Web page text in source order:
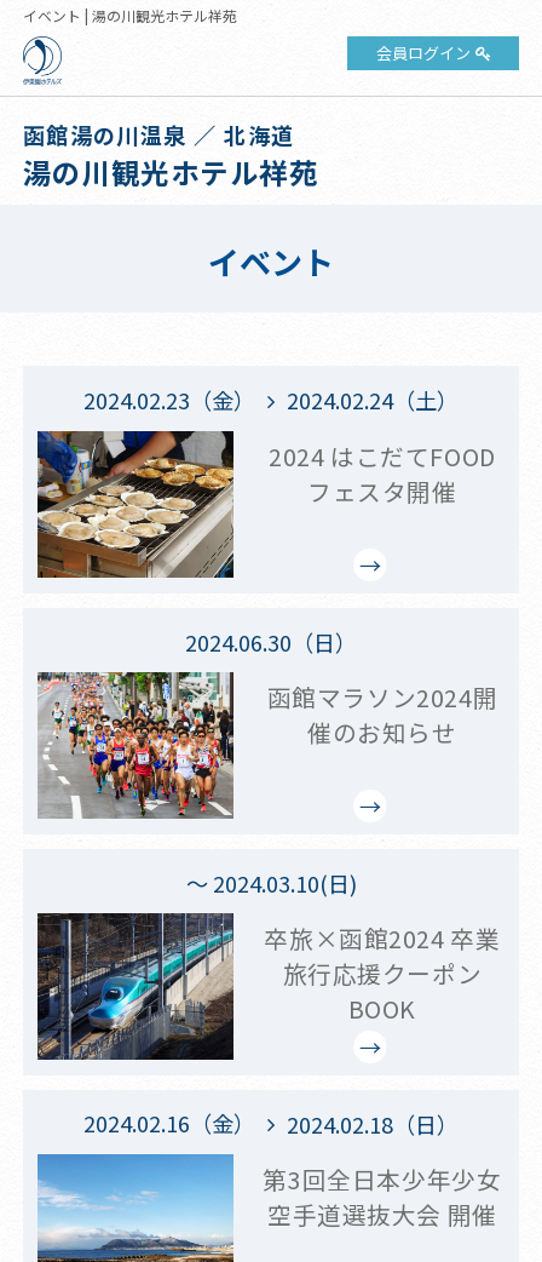
イベント | 湯の川観光ホテル祥苑
会員ログイン
函館湯の川温泉 ／ 北海道
湯の川観光ホテル祥苑
イベント
2024.02.23（金） 2024.02.24（土）
2024 はこだてFOOD
フェスタ開催
2024.06.30（日）
函館マラソン2024開
催のお知らせ
～ 2024.03.10(日)
卒旅×函館2024 卒業
旅行応援クーポン
BOOK
2024.02.16（金） 2024.02.18（日）
第3回全日本少年少女
空手道選抜大会 開催